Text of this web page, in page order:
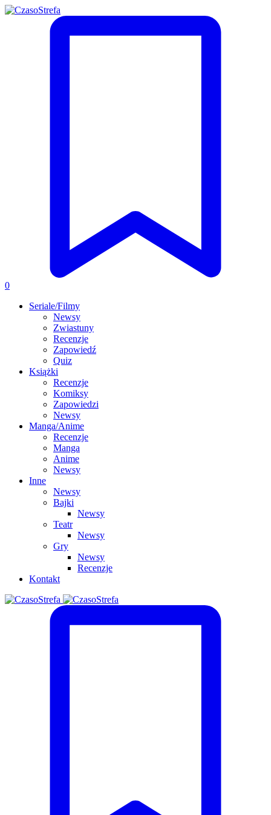
0
Seriale/Filmy
Newsy
Zwiastuny
Recenzje
Zapowiedź
Quiz
Książki
Recenzje
Komiksy
Zapowiedzi
Newsy
Manga/Anime
Recenzje
Manga
Anime
Newsy
Inne
Newsy
Bajki
Newsy
Teatr
Newsy
Gry
Newsy
Recenzje
Kontakt